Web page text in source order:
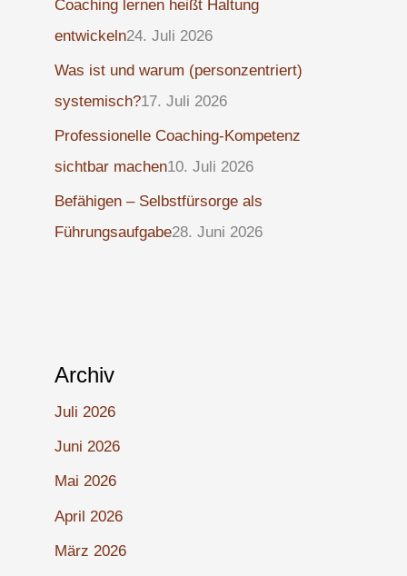
Coaching lernen heißt Haltung
entwickeln24. Juli 2026
Was ist und warum (personzentriert)
systemisch?17. Juli 2026
Professionelle Coaching-Kompetenz
sichtbar machen10. Juli 2026
Befähigen – Selbstfürsorge als
Führungsaufgabe28. Juni 2026
Archiv
Juli 2026
Juni 2026
Mai 2026
April 2026
März 2026